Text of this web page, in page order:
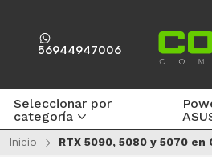
56944947006
Seleccionar por
categoría
Inicio RTX 5090, 5080 y 5070